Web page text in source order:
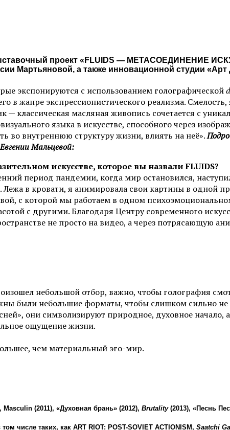
проект «FLUIDS — МЕТАСОЕДИНЕНИЕ
Мартьяновой, а также инновационной студии «Арт
экспонируются с использованием голографической
жанре экспрессионистического реализма.
классическая масляная живопись сочетается с
языка в искусстве, способного через
во внутреннюю структуру жизни, влиять на неё».
Мальцевой:
искусстве, которое вы назвали FLUIDS?
период пандемии, когда мир остановился,
в кровати, я анимировала свои картины в одной
с которой мы работаем в одном
с другими. Благодаря Центру современного
не просто на видео, а через потрясающую
небольшой отбор, важно, чтобы голография
были небольшие форматы, чтобы слишком сильно не
они символизируют природное, духовное начало,
ощущение жизни.
чем материальный эго-мир.
(2011), «Духовная брань» (2012), Brutality(2013), «Песнь
числе таких, как ART RIOT: POST-SOVIET ACTIONISM, Saatchi